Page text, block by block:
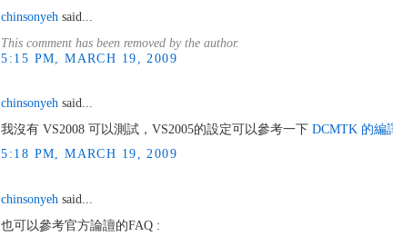
chinsonyeh said...
This comment has been removed by the author.
5:15 PM, MARCH 19, 2009
chinsonyeh said...
我沒有 VS2008 可以測試，VS2005的設定可以參考一下DCMTK 的編
5:18 PM, MARCH 19, 2009
chinsonyeh said...
也可以參考官方論譠的FAQ :